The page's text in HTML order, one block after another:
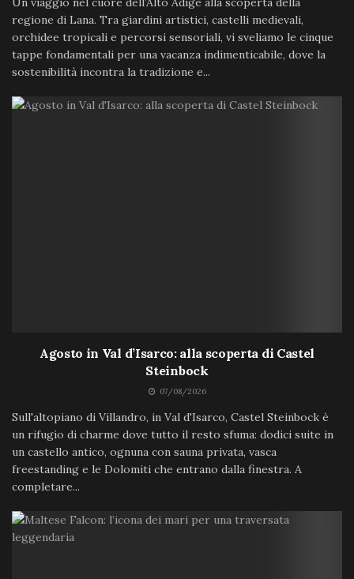
regione di Lana. Tra giardini artistici, castelli medievali,
orchidee tropicali e percorsi sensoriali, vi sveliamo le cinque
tappe fondamentali per una vacanza indimenticabile, dove la
sostenibilità incontra la tradizione e...
Agosto in Val d’Isarco: alla scoperta di Castel
Steinbock
07/08/2026
Sull'altopiano di Villandro, in Val d'Isarco, Castel Steinbock è
un rifugio di charme dove tutto il resto sfuma: dodici suite in
un castello antico, ognuna con sauna privata, vasca
freestanding e le Dolomiti che entrano dalla finestra. A
completare...